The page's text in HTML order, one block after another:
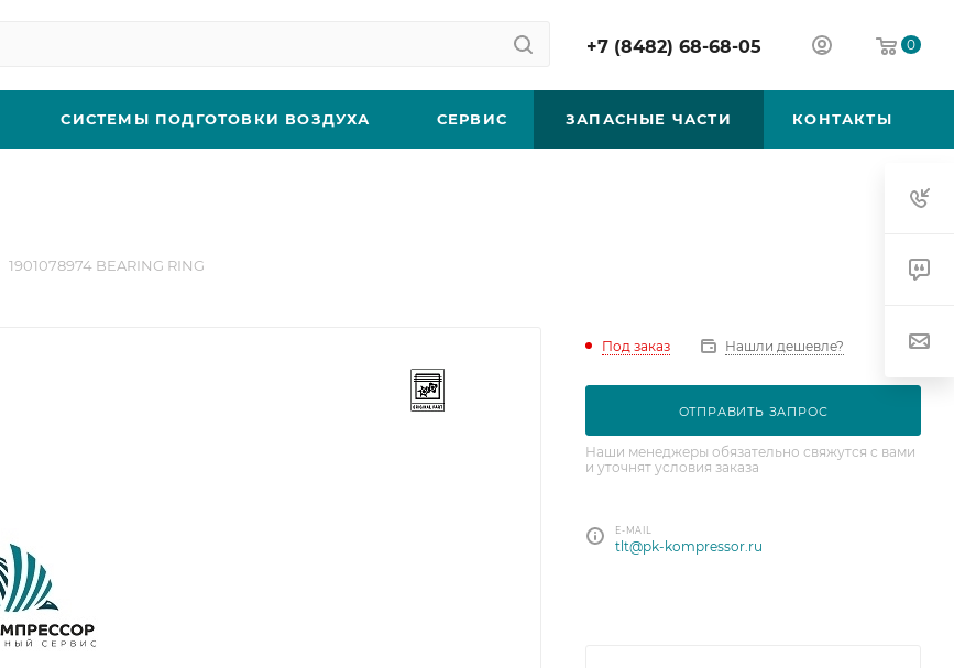
+7 (8482) 68-68-05 0
СИСТЕМЫ ПОДГОТОВКИ ВОЗДУХА СЕРВИС ЗАПАСНЫЕ ЧАСТИ КОНТАКТЫ
1901078974 BEARING RING
Под заказ Нашли дешевле?
ОТПРАВИТЬ ЗАПРОС
Наши менеджеры обязательно свяжутся с вами
и уточнят условия заказа
E-MAIL
tlt@pk-kompressor.ru